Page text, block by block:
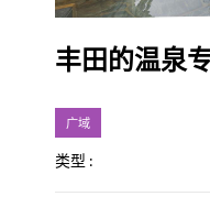
丰田的温泉
广域
类型 :